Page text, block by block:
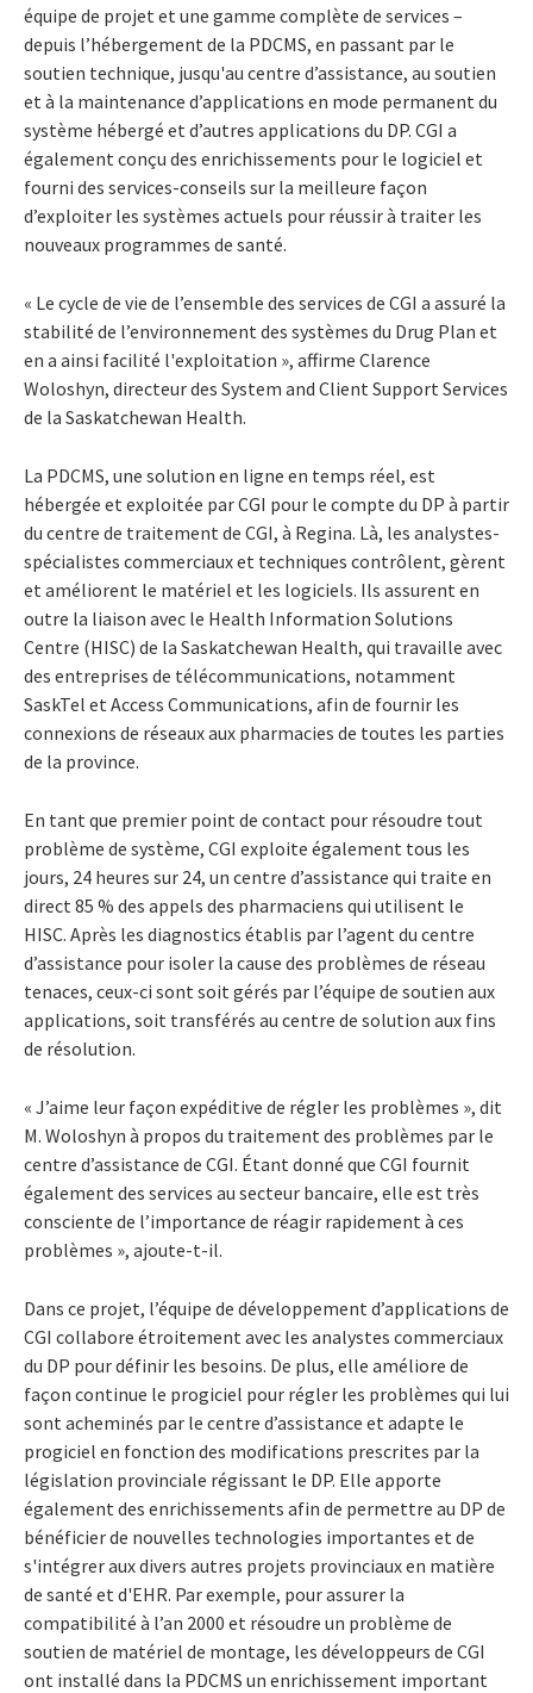
équipe de projet et une gamme complète de services –
depuis l’hébergement de la PDCMS, en passant par le
soutien technique, jusqu'au centre d’assistance, au soutien
et à la maintenance d’applications en mode permanent du
système hébergé et d’autres applications du DP. CGI a
également conçu des enrichissements pour le logiciel et
fourni des services-conseils sur la meilleure façon
d’exploiter les systèmes actuels pour réussir à traiter les
nouveaux programmes de santé.
« Le cycle de vie de l’ensemble des services de CGI a assuré la
stabilité de l’environnement des systèmes du Drug Plan et
en a ainsi facilité l'exploitation », affirme Clarence
Woloshyn, directeur des System and Client Support Services
de la Saskatchewan Health.
La PDCMS, une solution en ligne en temps réel, est
hébergée et exploitée par CGI pour le compte du DP à partir
du centre de traitement de CGI, à Regina. Là, les analystes-
spécialistes commerciaux et techniques contrôlent, gèrent
et améliorent le matériel et les logiciels. Ils assurent en
outre la liaison avec le Health Information Solutions
Centre (HISC) de la Saskatchewan Health, qui travaille avec
des entreprises de télécommunications, notamment
SaskTel et Access Communications, afin de fournir les
connexions de réseaux aux pharmacies de toutes les parties
de la province.
En tant que premier point de contact pour résoudre tout
problème de système, CGI exploite également tous les
jours, 24 heures sur 24, un centre d’assistance qui traite en
direct 85 % des appels des pharmaciens qui utilisent le
HISC. Après les diagnostics établis par l’agent du centre
d’assistance pour isoler la cause des problèmes de réseau
tenaces, ceux-ci sont soit gérés par l’équipe de soutien aux
applications, soit transférés au centre de solution aux fins
de résolution.
« J’aime leur façon expéditive de régler les problèmes », dit
M. Woloshyn à propos du traitement des problèmes par le
centre d’assistance de CGI. Étant donné que CGI fournit
également des services au secteur bancaire, elle est très
consciente de l’importance de réagir rapidement à ces
problèmes », ajoute-t-il.
Dans ce projet, l’équipe de développement d’applications de
CGI collabore étroitement avec les analystes commerciaux
du DP pour définir les besoins. De plus, elle améliore de
façon continue le progiciel pour régler les problèmes qui lui
sont acheminés par le centre d’assistance et adapte le
progiciel en fonction des modifications prescrites par la
législation provinciale régissant le DP. Elle apporte
également des enrichissements afin de permettre au DP de
bénéficier de nouvelles technologies importantes et de
s'intégrer aux divers autres projets provinciaux en matière
de santé et d'EHR. Par exemple, pour assurer la
compatibilité à l’an 2000 et résoudre un problème de
soutien de matériel de montage, les développeurs de CGI
ont installé dans la PDCMS un enrichissement important